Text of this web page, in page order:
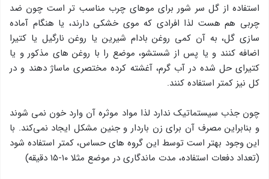
استفاده از گل سر شور برای موهای چرب مناسب تر است چون ضد
چربی هم هست لذا افرادی که موی خشکی دارند، یا هنگام آماده
سازی گل، به آن کمی روغن بادام شیرین یا روغن نارگیل یا کتیرا
اضافه کنند و یا پس از شستشو، موضع را با روغن های مذکور و یا
کتیرای حل شده در آب گرم، آغشته کرده مختصری ماساژ دهند و در
کل نیز کمتر استفاده کنند.
چون جذب سیستماتیک ندارد لذا مواد موثره آن وارد خون نمی شوند
و بنابراین مصرف آن برای زن باردار و جنین مشکل ایجاد نمی‌کند. با
این وجود بهتر است توسط این گروه های حساس، کمتر استفاده شود
(تعداد دفعات استفاده، مدت ماندگاری در موضع مثلا ۱۰-۱۵ دقیقه)